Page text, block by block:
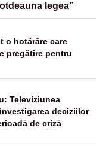
legea”
o hotărâre care
pregătire pentru
Televiziunea
deciziilor
de criză